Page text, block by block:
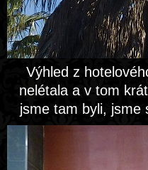
Výhled z
nelétala a v tom
jsme tam byli, jsme